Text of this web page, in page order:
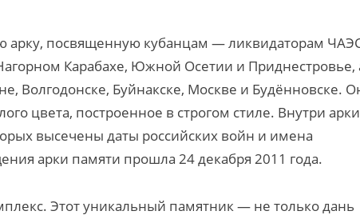
арку, посвященную кубанцам — ликвидаторам
Карабахе, Южной Осетии и Приднестровье,
Волгодонске, Буйнакске, Москве и Будённовске.
цвета, построенное в строгом стиле. Внутри арки
высечены даты российских войн и имена
арки памяти прошла 24 декабря 2011 года.
Этот уникальный памятник — не только дань